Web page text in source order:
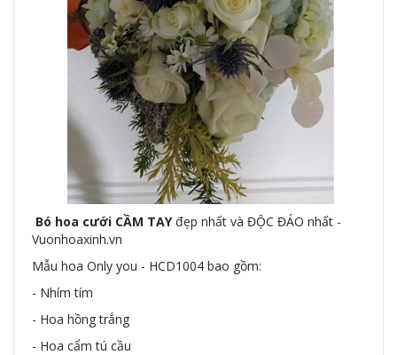
Bó hoa cưới CẦM TAYđẹp nhất và ĐỘC ĐÁO nhất -
Vuonhoaxinh.vn
Mẫu hoa Only you - HCD1004 bao gồm:
- Nhím tím
- Hoa hồng trắng
- Hoa cẩm tú cầu